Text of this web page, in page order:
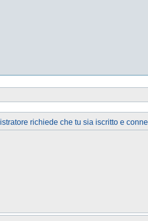
richiede che tu sia iscritto e